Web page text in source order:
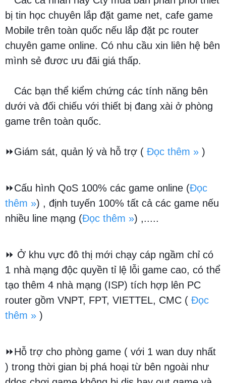
bị tin học chuyên lắp đặt game net, cafe game
Mobile trên toàn quốc nếu lắp đặt pc router
chuyên game online. Có nhu cầu xin liên hệ bên
mình sẻ đươc ưu đãi giá thấp.
Các bạn thể kiểm chứng các tính năng bên
dưới và đối chiếu với thiết bị đang xài ở phòng
game trên toàn quốc.
⏩Giám sát, quản lý và hỗ trợ ( Đọc thêm » )
⏩Cấu hình QoS 100% các game online (Đọc
thêm ») , định tuyến 100% tất cả các game nếu
nhiều line mạng (Đọc thêm ») ,.....
⏩ Ở khu vực đô thị mới chạy cáp ngầm chỉ có
1 nhà mạng độc quyền tỉ lệ lỗi game cao, có thể
tạo thêm 4 nhà mạng (ISP) tích hợp lên PC
router gồm VNPT, FPT, VIETTEL, CMC ( Đọc
thêm » )
⏩Hỗ trợ cho phòng game ( với 1 wan duy nhất
) trong thời gian bị phá hoại từ bên ngoài như